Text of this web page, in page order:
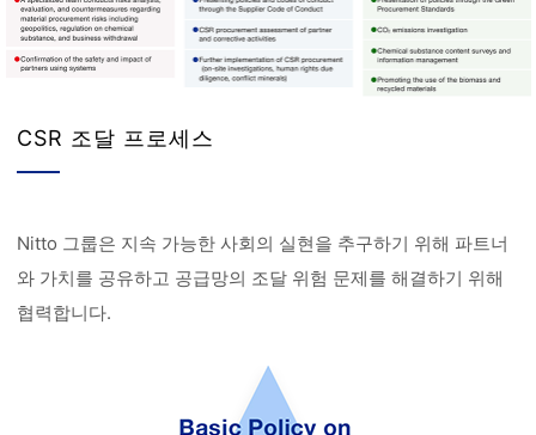
CSR 조달 프로세스
Nitto 그룹은 지속 가능한 사회의 실현을 추구하기 위해 파트너
와 가치를 공유하고 공급망의 조달 위험 문제를 해결하기 위해
협력합니다.